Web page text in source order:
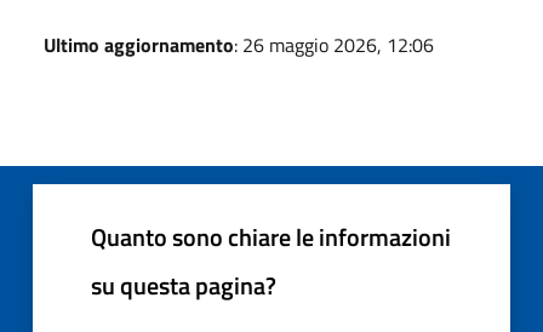
Ultimo aggiornamento: 26 maggio 2026, 12:06
Quanto sono chiare le informazioni
su questa pagina?